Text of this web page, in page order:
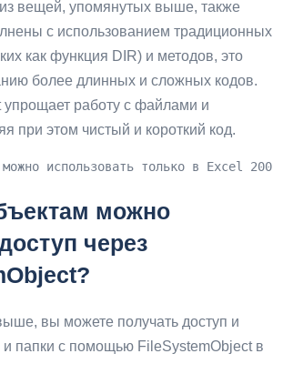
вещей, упомянутых выше, также
с использованием традиционных
как функция DIR) и методов, это
более длинных и сложных кодов.
упрощает работу с файлами и
при этом чистый и короткий код.
можно использовать только в Excel
можно
через
вы можете получать доступ и
папки с помощью FileSystemObject в